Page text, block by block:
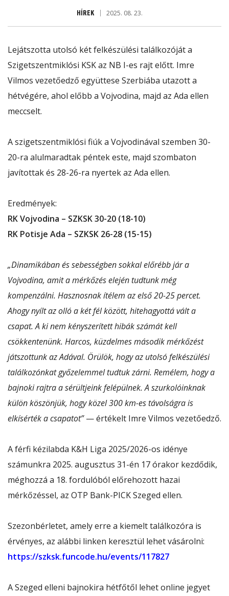
HÍREK 2025. 08. 23.
Lejátszotta utolsó két felkészülési találkozóját a
Szigetszentmiklósi KSK az NB I-es rajt előtt. Imre
Vilmos vezetőedző együttese Szerbiába utazott a
hétvégére, ahol előbb a Vojvodina, majd az Ada ellen
meccselt.
A szigetszentmiklósi fiúk a Vojvodinával szemben 30-
20-ra alulmaradtak péntek este, majd szombaton
javítottak és 28-26-ra nyertek az Ada ellen.
Eredmények:
RK Vojvodina – SZKSK 30-20 (18-10)
RK Potisje Ada – SZKSK 26-28 (15-15)
„Dinamikában és sebességben sokkal előrébb jár a
Vojvodina, amit a mérkőzés elején tudtunk még
kompenzálni. Hasznosnak ítélem az első 20-25 percet.
Ahogy nyílt az olló a két fél között, hitehagyottá vált a
csapat. A ki nem kényszerített hibák számát kell
csökkentenünk. Harcos, küzdelmes második mérkőzést
játszottunk az Adával. Örülök, hogy az utolsó felkészülési
találkozónkat győzelemmel tudtuk zárni. Remélem, hogy a
bajnoki rajtra a sérültjeink felépülnek. A szurkolóinknak
külön köszönjük, hogy közel 300 km-es távolságra is
elkísérték a csapatot”— értékelt Imre Vilmos vezetőedző.
A férfi kézilabda K&H Liga 2025/2026-os idénye
számunkra 2025. augusztus 31-én 17 órakor kezdődik,
méghozzá a 18. fordulóból előrehozott hazai
mérkőzéssel, az OTP Bank-PICK Szeged ellen.
Szezonbérletet, amely erre a kiemelt találkozóra is
érvényes, az alábbi linken keresztül lehet vásárolni:
https://szksk.funcode.hu/events/117827
A Szeged elleni bajnokira hétfőtől lehet online jegyet